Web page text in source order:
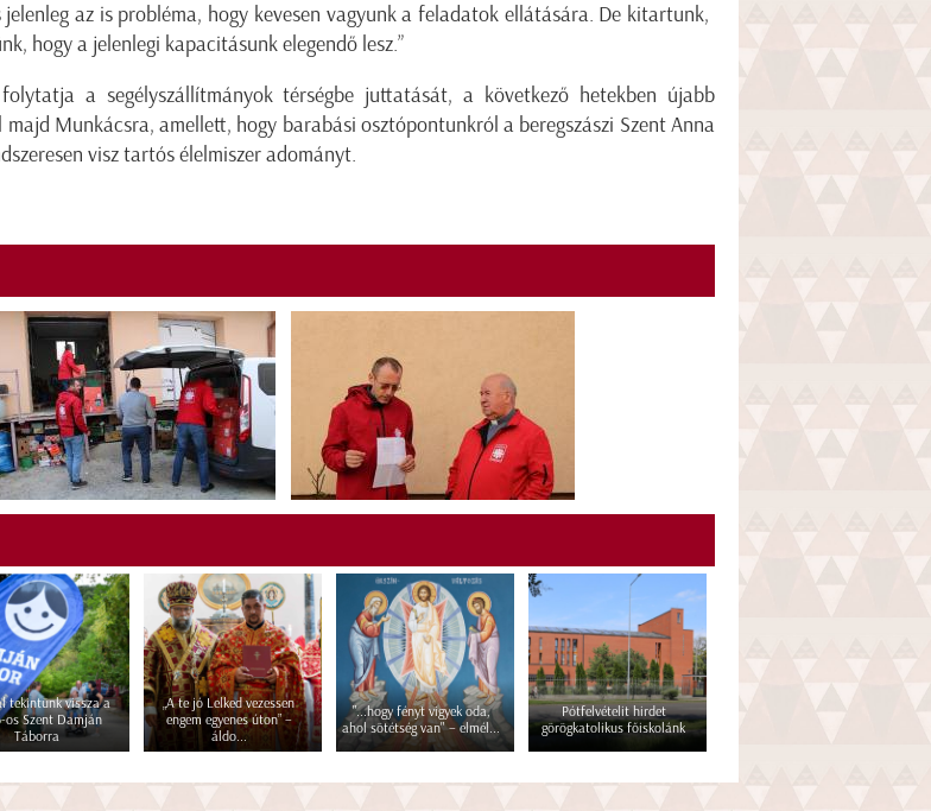
jelenleg az is probléma, hogy kevesen vagyunk a feladatok ellátására. De kitartunk,
hogy a jelenlegi kapacitásunk elegendő lesz.”
a segélyszállítmányok térségbe juttatását, a következő hetekben újabb
majd Munkácsra, amellett, hogy barabási osztópontunkról a beregszászi Szent Anna
visz tartós élelmiszer adományt.
tekintünk vissza a
os Szent Damján
Táborra
„A te jó Lelked vezessen
engem egyenes úton” –
áldo...
"...hogy fényt vigyek oda,
ahol sötétség van" – elmél...
Pótfelvételit hirdet
görögkatolikus főiskolánk